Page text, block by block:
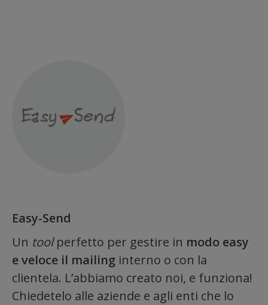
Easy-Send
Un toolperfetto per gestire in modo easy
e veloce il mailing interno o con la
clientela. L’abbiamo creato noi, e funziona!
Chiedetelo alle aziende e agli enti che lo